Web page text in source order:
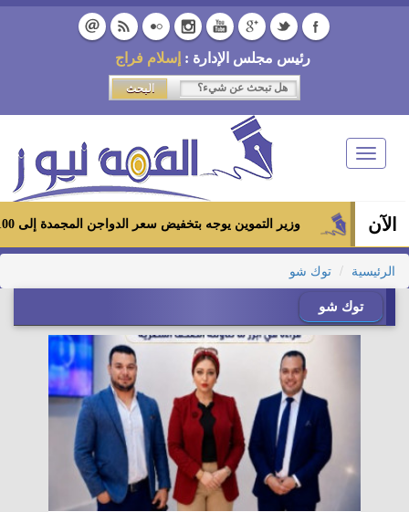
رئيس مجلس الإدارة : إسلام فراج
Toggle
navigation
الآن وزير التموين يوجه بتخفيض سعر الدواجن المجمدة إلى 100 جنيه للكيلو بالمجمعات الاستهلاكية ومعارض «أهلاً رمضان»
الرئيسية توك شو
توك شو